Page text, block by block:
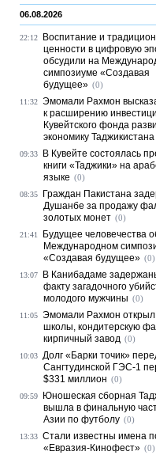
06.08.2026
22:12
Воспитание и
ценности в цифровую
обсудили на
симпозиуме «Создавая
будущее» (0)
11:32 Эмомали Рахмон
к расширению
Кувейтского фонда
экономику Таджикистана
09:33
В Кувейте состоялась
книги «Таджики» на
языке (0)
08:35
Граждан Пакистана
Душанбе за продажу
золотых монет (0)
21:41
Будущее человечества
Международном
«Создавая будущее» (0)
13:07
В Канибадаме
факту загадочного
молодого мужчины (0)
11:05 Эмомали Рахмон открыл
школы, кондитерскую
кирпичный завод (0)
10:03 Долг «Барки точик»
Сангтудинской ГЭС-1
$331 миллион (0)
09:59
Юношеская сборная
вышла в финальную
Азии по футболу (0)
13:33 Стали известны имена
«Евразия-Кинофест» (0)